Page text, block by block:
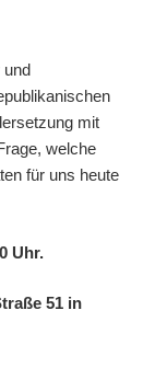
und
mit
welche
für uns heute
Uhr.
51 in